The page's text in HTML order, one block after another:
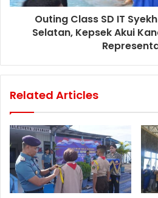
Outing Class SD IT
Selatan, Kepsek Akui
Related Articles